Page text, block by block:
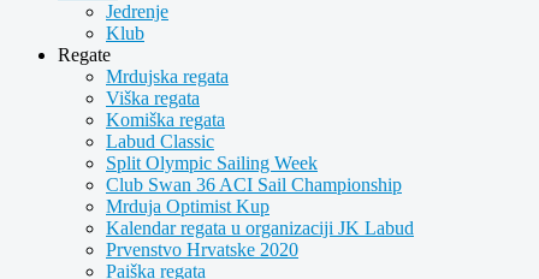
Jedrenje
Klub
Regate
Mrdujska regata
Viška regata
Komiška regata
Labud Classic
Split Olympic Sailing Week
Club Swan 36 ACI Sail Championship
Mrduja Optimist Kup
Kalendar regata u organizaciji JK Labud
Prvenstvo Hrvatske 2020
Paiška regata